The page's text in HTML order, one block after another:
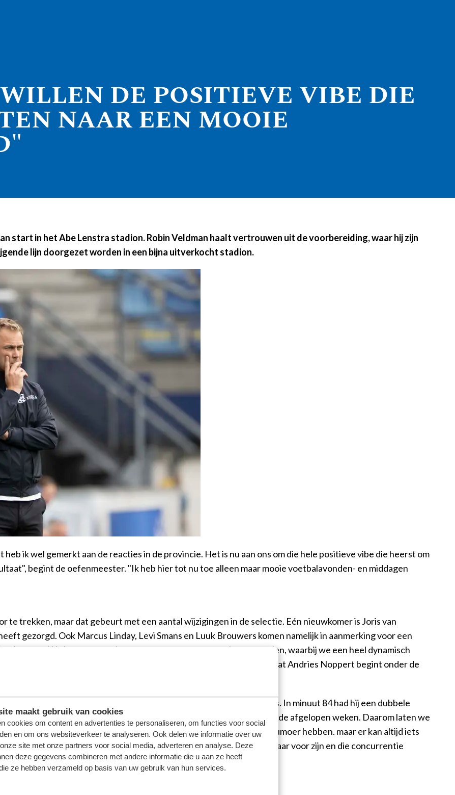
maakt gebruik van cookies
cookies om content en advertenties te personaliseren, om functies voor social
en om ons websiteverkeer te analyseren. Ook delen we informatie over uw
site met onze partners voor social media, adverteren en analyse. Deze
deze gegevens combineren met andere informatie die u aan ze heeft
ze hebben verzameld op basis van uw gebruik van hun services.
DE POSITIEVE VIBE DIE
NAAR EEN MOOIE
start in het Abe Lenstra stadion. Robin Veldman haalt vertrouwen uit de voorbereiding, waar hij zijn
lijn doorgezet worden in een bijna uitverkocht stadion.
ik wel gemerkt aan de reacties in de provincie. Het is nu aan ons om die hele positieve vibe die heerst om
begint de oefenmeester. "Ik heb hier tot nu toe alleen maar mooie voetbalavonden- en middagen
te trekken, maar dat gebeurt met een aantal wijzigingen in de selectie. Eén nieuwkomer is Joris van
gezorgd. Ook Marcus Linday, Levi Smans en Luuk Brouwers komen namelijk in aanmerking voor een
types. We kunnen met de punt naar voren en naar achteren spelen, waarbij we een heel dynamisch
er zaterdag spelen, wilde hij niet bekendmaken. Wel werd duidelijk dat Andries Noppert begint onder de
in staat is", zegt Veldman. "Kijk naar de wedstrijd tegen Olympiakos. In minuut 84 had hij een dubbele
die hij momenteel heeft. Hij heeft een constante groei laten zien de afgelopen weken. Daarom laten we
afhankelijk van de tegenstander, maar bij keepers wil je niet teveel rumoer hebben. maar er kan altijd iets
we met Bernt Klaverboer en Nordin Bakker andere keepers die er klaar voor zijn en die concurrentie